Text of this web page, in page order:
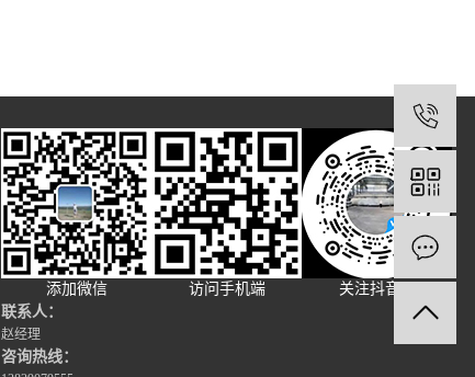
添加微信 访问手机端
关注抖音号
联系人：
赵经理
咨询热线：